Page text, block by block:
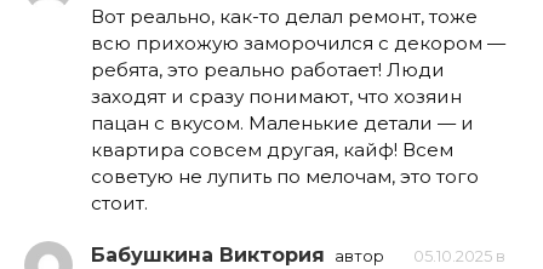
Вот реально, как-то делал ремонт, тоже
всю прихожую заморочился с декором —
ребята, это реально работает! Люди
заходят и сразу понимают, что хозяин
пацан с вкусом. Маленькие детали — и
квартира совсем другая, кайф! Всем
советую не лупить по мелочам, это того
стоит.
Бабушкина Виктория автор
05.10.2025 в